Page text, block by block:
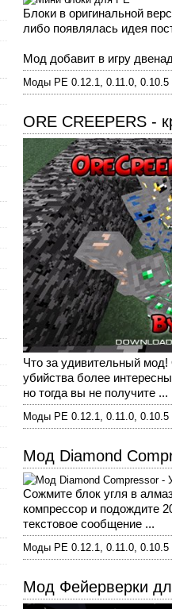
Блоки в оригинальной
либо появлялась идея
Мод добавит в игру
Моды PE 0.12.1, 0.11.0, 0.10.5
ORE CREEPERS -
Что за удивительный
убийства более
но тогда вы не получите ...
Моды PE 0.12.1, 0.11.0, 0.10.5
Мод Diamond
Сожмите блок угля в
компрессор и подождите
текстовое сообщение ...
Моды PE 0.12.1, 0.11.0, 0.10.5
Мод Фейерверки